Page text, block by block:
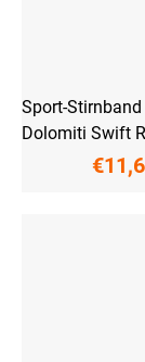
Sport-Stirnband
Dolomiti Swift